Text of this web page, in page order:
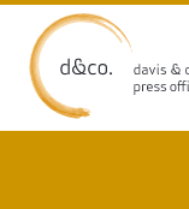
content